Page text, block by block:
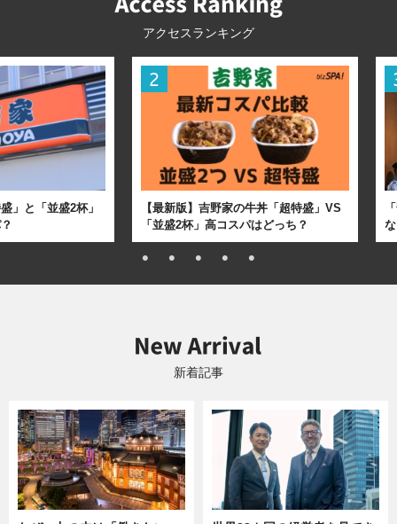
アクセスランキング
」と「並盛2杯」
【最新版】吉野家の牛丼「超特盛」VS
「並盛2杯」高コスパはどっち？
新着記事